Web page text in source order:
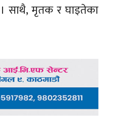
साथै, मृतक र घाइतेका